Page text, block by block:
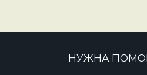
НУЖНА